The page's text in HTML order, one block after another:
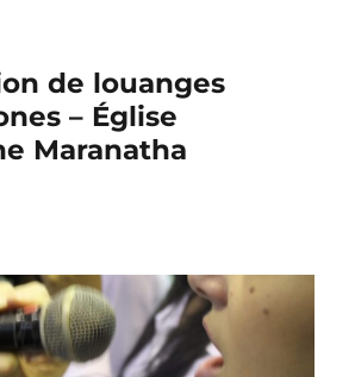
de louanges
– Église
Maranatha